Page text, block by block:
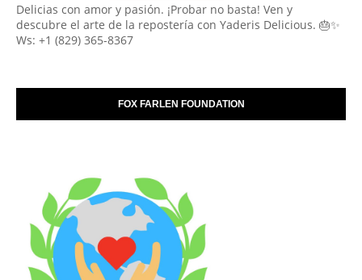
Delicias con amor y pasión. ¡Probar no basta! Ven y
descubre el arte de la repostería con Yaderis Delicious. 🎂✨
Ws: +1 (829) 365-8367
FOX FARLEN FOUNDATION